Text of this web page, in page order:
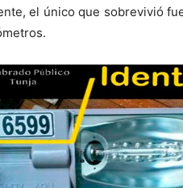
el único que sobrevivió